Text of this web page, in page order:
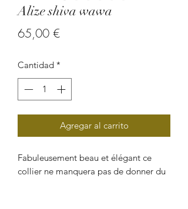
Alize shiva wawa
65,00 €Precio
Cantidad *
Agregar al carrito
Fabuleusement beau et élégant ce
collier ne manquera pas de donner du